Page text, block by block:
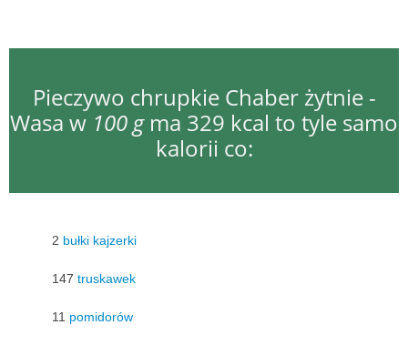
Pieczywo chrupkie Chaber żytnie -
Wasa w 100 gma 329 kcal to tyle samo
kalorii co:
2 bułki kajzerki
147 truskawek
11 pomidorów